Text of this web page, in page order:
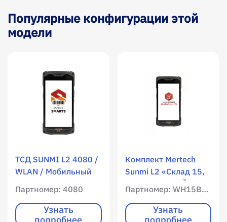
Популярные конфигурации этой
модели
ТСД SUNMI L2 4080 /
WLAN / Мобильный
интернет / 2000 RAM
/ 16000 ROM /
Цветной экран /
Нет клавиатура /
Партномер: 4080
Узнать
подробнее
Комплект Mertech
Sunmi L2 «Склад 15,
РАСШИРЕННЫЙ с
Кировкой» / WLAN /
Мобильный интернет
/ 2050 RAM / 16380
Партномер: WH15BK-OEM-L2
Узнать
подробнее